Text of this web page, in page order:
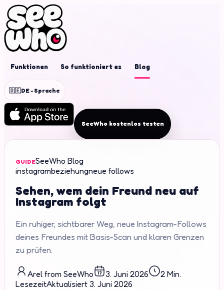
Funktionen So funktioniert es Blog
🇩🇪DE⌄Sprache
SeeWho kostenlos testen
GUIDESeeWho Blog
instagrambeziehungneue follows
Sehen, wem dein Freund neu auf
Instagram folgt
Ein ruhiger, sichtbarer Weg, neue Instagram-Follows
deines Freundes mit Basis-Scan und klaren Grenzen
zu prüfen.
Arel from SeeWho 3. Juni 2026
2 Min.
LesezeitAktualisiert 3. Juni 2026